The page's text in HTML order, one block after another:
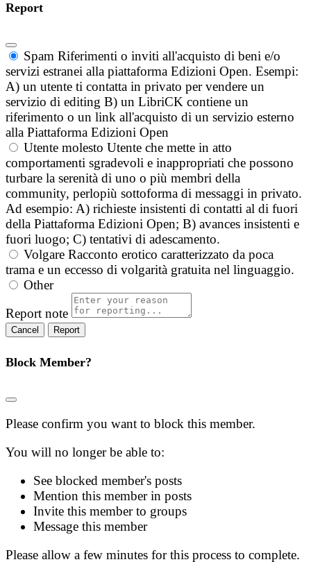
Report
Spam Riferimenti o inviti all'acquisto di beni e/o
servizi estranei alla piattaforma Edizioni Open. Esempi:
A) un utente ti contatta in privato per vendere un
servizio di editing B) un LibriCK contiene un
riferimento o un link all'acquisto di un servizio esterno
alla Piattaforma Edizioni Open
Utente molesto Utente che mette in atto
comportamenti sgradevoli e inappropriati che possono
turbare la serenità di uno o più membri della
community, perlopiù sottoforma di messaggi in privato.
Ad esempio: A) richieste insistenti di contatti al di fuori
della Piattaforma Edizioni Open; B) avances insistenti e
fuori luogo; C) tentativi di adescamento.
Volgare Racconto erotico caratterizzato da poca
trama e un eccesso di volgarità gratuita nel linguaggio.
Other
Report note
Report
Block Member?
Please confirm you want to block this member.
You will no longer be able to:
See blocked member's posts
Mention this member in posts
Invite this member to groups
Message this member
Please allow a few minutes for this process to complete.